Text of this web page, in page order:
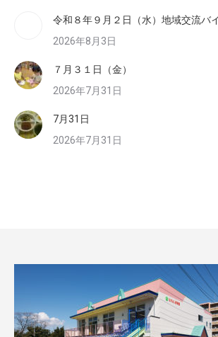
令和８年９月２日（水）地域交流バ
2026年8月3日
７月３１日（金）
2026年7月31日
7月31日
2026年7月31日